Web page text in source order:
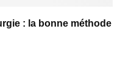
: la bonne méthode